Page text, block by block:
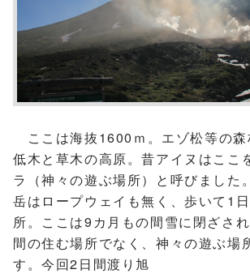
ここは海抜1600ｍ。エゾ松等の森
低木と草木の高原。昔アイヌはここ
ラ（神々の遊ぶ場所）と呼びました
岳はロープウェイも無く、歩いて1
所。ここは9カ月もの間雪に閉ざさ
間の住む場所でなく、神々の遊ぶ場
す。今回2日間渡り旭